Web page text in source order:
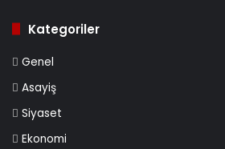
Kategoriler
Genel
Asayiş
Siyaset
Ekonomi